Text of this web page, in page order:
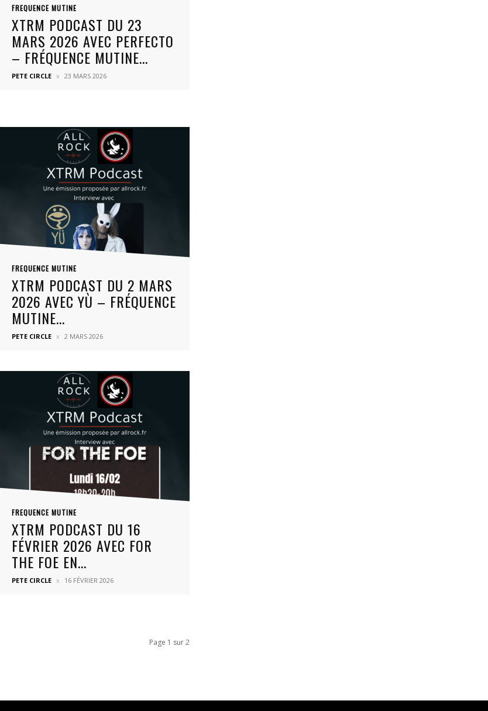
FREQUENCE MUTINE
XTRM PODCAST DU 23
MARS 2026 AVEC PERFECTO
– FRÉQUENCE MUTINE...
PETE CIRCLE 23 MARS 2026
FREQUENCE MUTINE
XTRM PODCAST DU 2 MARS
2026 AVEC YÙ – FRÉQUENCE
MUTINE...
PETE CIRCLE 2 MARS 2026
FREQUENCE MUTINE
XTRM PODCAST DU 16
FÉVRIER 2026 AVEC FOR
THE FOE EN...
PETE CIRCLE 16 FÉVRIER 2026
Page 1 sur 2